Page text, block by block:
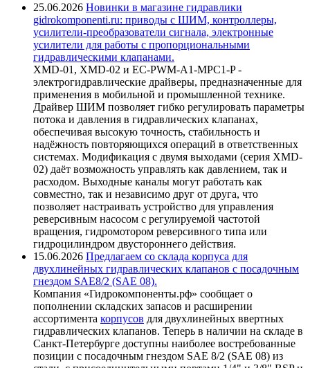
25.06.2026 Новинки в магазине гидравлики
gidrokomponenti.ru: приводы с ШИМ, контроллеры,
усилители-преобразователи сигнала, электронные
усилители для работы с пропорциональными
гидравлическими клапанами.
XMD-01, XMD-02 и EC-PWM-A1-MPC1-P -
электрогидравлические драйверы, предназначенные для
применения в мобильной и промышленной технике.
Драйвер ШИМ позволяет гибко регулировать параметры
потока и давления в гидравлических клапанах,
обеспечивая высокую точность, стабильность и
надёжность повторяющихся операций в ответственных
системах. Модификация с двумя выходами (серия XMD-
02) даёт возможность управлять как давлением, так и
расходом. Выходные каналы могут работать как
совместно, так и независимо друг от друга, что
позволяет настраивать устройство для управления
реверсивным насосом с регулируемой частотой
вращения, гидромотором реверсивного типа или
гидроцилиндром двустороннего действия.
15.06.2026 Предлагаем со склада корпуса для
двухлинейных гидравлических клапанов с посадочным
гнездом SAE8/2 (SAE 08).
Компания «Гидрокомпоненты.рф» сообщает о
пополнении складских запасов и расширении
ассортимента корпусов для двухлинейных ввертных
гидравлических клапанов. Теперь в наличии на складе в
Санкт-Петербурге доступны наиболее востребованные
позиции с посадочным гнездом SAE 8/2 (SAE 08) из